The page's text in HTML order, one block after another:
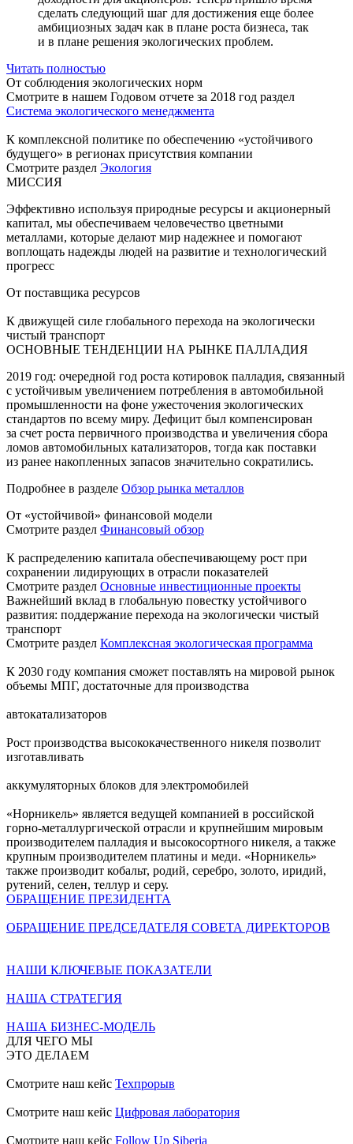
сделать следующий шаг для достижения еще более
амбициозных задач как в плане роста бизнеса, так
и в плане решения экологических проблем.
Читать полностью
От соблюдения экологических норм
Смотрите в нашем Годовом отчете за 2018 год раздел
Система экологического менеджмента
К комплексной политике по обеспечению «устойчивого
будущего» в регионах присутствия компании
Смотрите раздел Экология
МИССИЯ
Эффективно используя природные ресурсы и акционерный
капитал, мы обеспечиваем человечество цветными
металлами, которые делают мир надежнее и помогают
воплощать надежды людей на развитие и технологический
прогресс
От поставщика ресурсов
К движущей силе глобального перехода на экологически
чистый транспорт
ОСНОВНЫЕ ТЕНДЕНЦИИ НА РЫНКЕ ПАЛЛАДИЯ
2019 год: очередной год роста котировок палладия, связанный
с устойчивым увеличением потребления в автомобильной
промышленности на фоне ужесточения экологических
стандартов по всему миру. Дефицит был компенсирован
за счет роста первичного производства и увеличения сбора
ломов автомобильных катализаторов, тогда как поставки
из ранее накопленных запасов значительно сократились.
Подробнее в разделе Обзор рынка металлов
От «устойчивой» финансовой модели
Смотрите раздел Финансовый обзор
К распределению капитала обеспечивающему рост при
сохранении лидирующих в отрасли показателей
Смотрите раздел Основные инвестиционные проекты
Важнейший вклад в глобальную повестку устойчивого
развития: поддержание перехода на экологически чистый
транспорт
Смотрите раздел Комплексная экологическая программа
К 2030 году компания сможет поставлять на мировой рынок
объемы МПГ, достаточные для производства
автокатализаторов
Рост производства высококачественного никеля позволит
изготавливать
аккумуляторных блоков для электромобилей
«Норникель» является ведущей компанией в российской
горно-металлургической отрасли и крупнейшим мировым
производителем палладия и высокосортного никеля, а также
крупным производителем платины и меди. «Норникель»
также производит кобальт, родий, серебро, золото, иридий,
рутений, селен, теллур и серу.
ОБРАЩЕНИЕ ПРЕЗИДЕНТА
ОБРАЩЕНИЕ ПРЕДСЕДАТЕЛЯ СОВЕТА ДИРЕКТОРОВ
НАШИ КЛЮЧЕВЫЕ ПОКАЗАТЕЛИ
НАША СТРАТЕГИЯ
НАША БИЗНЕС-МОДЕЛЬ
ДЛЯ ЧЕГО МЫ
ЭТО ДЕЛАЕМ
Смотрите наш кейс Техпрорыв
Смотрите наш кейс Цифровая лаборатория
Смотрите наш кейс Follow Up Siberia